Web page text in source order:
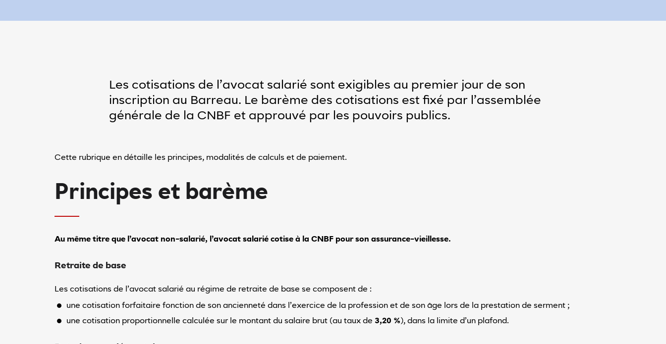
clair
Mode sombre
l'espacement entre les lignes'
Augmenter l'espacement entre les lignes
l'accessibilité
Les cotisations de l’avocat salarié sont exigibles au premier jour de son
inscription au Barreau. Le barème des cotisations est fixé par l’assemblée
générale de la CNBF et approuvé par les pouvoirs publics.
Cette rubrique en détaille les principes, modalités de calculs et de paiement.
Principes et barème
Au même titre que l’avocat non-salarié, l’avocat salarié cotise à la CNBF pour son assurance-vieillesse.
Retraite de base
Les cotisations de l’avocat salarié au régime de retraite de base se composent de :
une cotisation forfaitaire fonction de son ancienneté dans l’exercice de la profession et de son âge lors de la prestation de serment ;
une cotisation proportionnelle calculée sur le montant du salaire brut (au taux de 3,20 %), dans la limite d’un plafond.